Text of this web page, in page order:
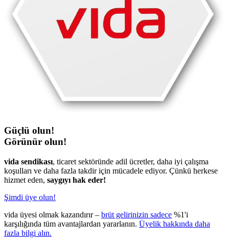
Güçlü olun!
Görünür olun!
vida sendikası, ticaret sektöründe adil ücretler, daha iyi çalışma
koşulları ve daha fazla takdir için mücadele ediyor. Çünkü herkese
hizmet eden, saygıyı hak eder!
Şimdi üye olun!
vida üyesi olmak kazandırır – brüt gelirinizin sadece %1'i
karşılığında tüm avantajlardan yararlanın. Üyelik hakkında daha
fazla bilgi alın.